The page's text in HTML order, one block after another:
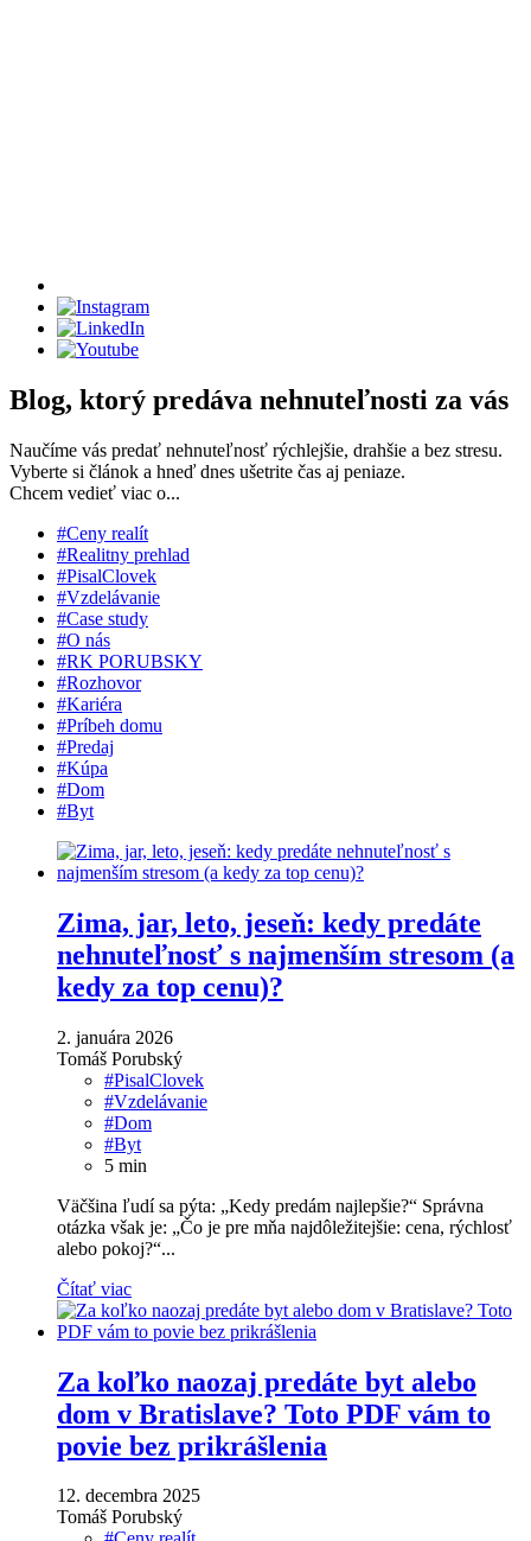
Blog, ktorý predáva nehnuteľnosti za vás
Naučíme vás predať nehnuteľnosť rýchlejšie, drahšie a bez stresu.
Vyberte si článok a hneď dnes ušetrite čas aj peniaze.
Chcem vedieť viac o...
#Ceny realít
#Realitny prehlad
#PisalClovek
#Vzdelávanie
#Case study
#O nás
#RK PORUBSKY
#Rozhovor
#Kariéra
#Príbeh domu
#Predaj
#Kúpa
#Dom
#Byt
Zima, jar, leto, jeseň: kedy predáte
nehnuteľnosť s najmenším stresom (a
kedy za top cenu)?
2. januára 2026
Tomáš Porubský
#PisalClovek
#Vzdelávanie
#Dom
#Byt
5 min
Väčšina ľudí sa pýta: „Kedy predám najlepšie?“ Správna
otázka však je: „Čo je pre mňa najdôležitejšie: cena, rýchlosť
alebo pokoj?“...
Čítať viac
Za koľko naozaj predáte byt alebo
dom v Bratislave? Toto PDF vám to
povie bez prikrášlenia
12. decembra 2025
Tomáš Porubský